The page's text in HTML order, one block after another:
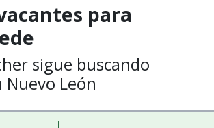
para
sigue buscando
León